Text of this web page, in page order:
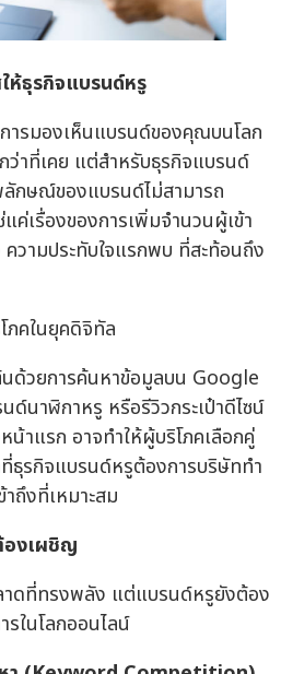
ห้ธุรกิจแบรนด์หรู
ารมองเห็นแบรนด์ของคุณบนโลก
าที่เคย แต่สำหรับธุรกิจแบรนด์
ลักษณ์ของแบรนด์ไม่สามารถ
แค่เรื่องของการเพิ่มจำนวนผู้เข้า
วามประทับใจแรกพบ ที่สะท้อนถึง
ภคในยุคดิจิทัล
ด้วยการค้นหาข้อมูลบน Google
ด์นาฬิกาหรู หรือรีวิวกระเป๋าดีไซน์
น้าแรก อาจทำให้ผู้บริโภคเลือกคู่
รกิจแบรนด์หรูต้องการบริษัททำ
ถึงที่เหมาะสม
องเผชิญ
าดที่ทรงพลัง แต่แบรนด์หรูยังต้อง
ในโลกออนไลน์